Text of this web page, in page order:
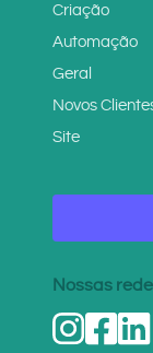
Criação
Automação
Geral
Novos
Site
Nossas